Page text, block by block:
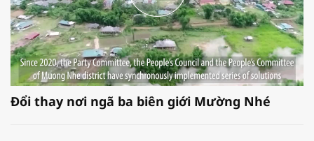
Đổi thay nơi ngã ba biên giới Mường Nhé